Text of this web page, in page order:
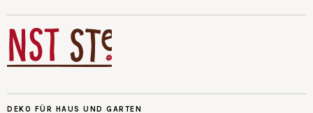
DEKO FÜR HAUS UND GARTEN